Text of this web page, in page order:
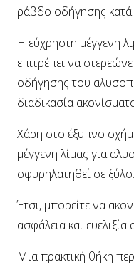
ράβδο οδήγησης κατά
Η εύχρηστη μέγγενη
επιτρέπει να
οδήγησης του
διαδικασία
Χάρη στο έξυπνο
μέγγενη λίμας για
σφυρηλατηθεί σε ξύλο.
Έτσι, μπορείτε να
ασφάλεια και
Μια πρακτική θήκη